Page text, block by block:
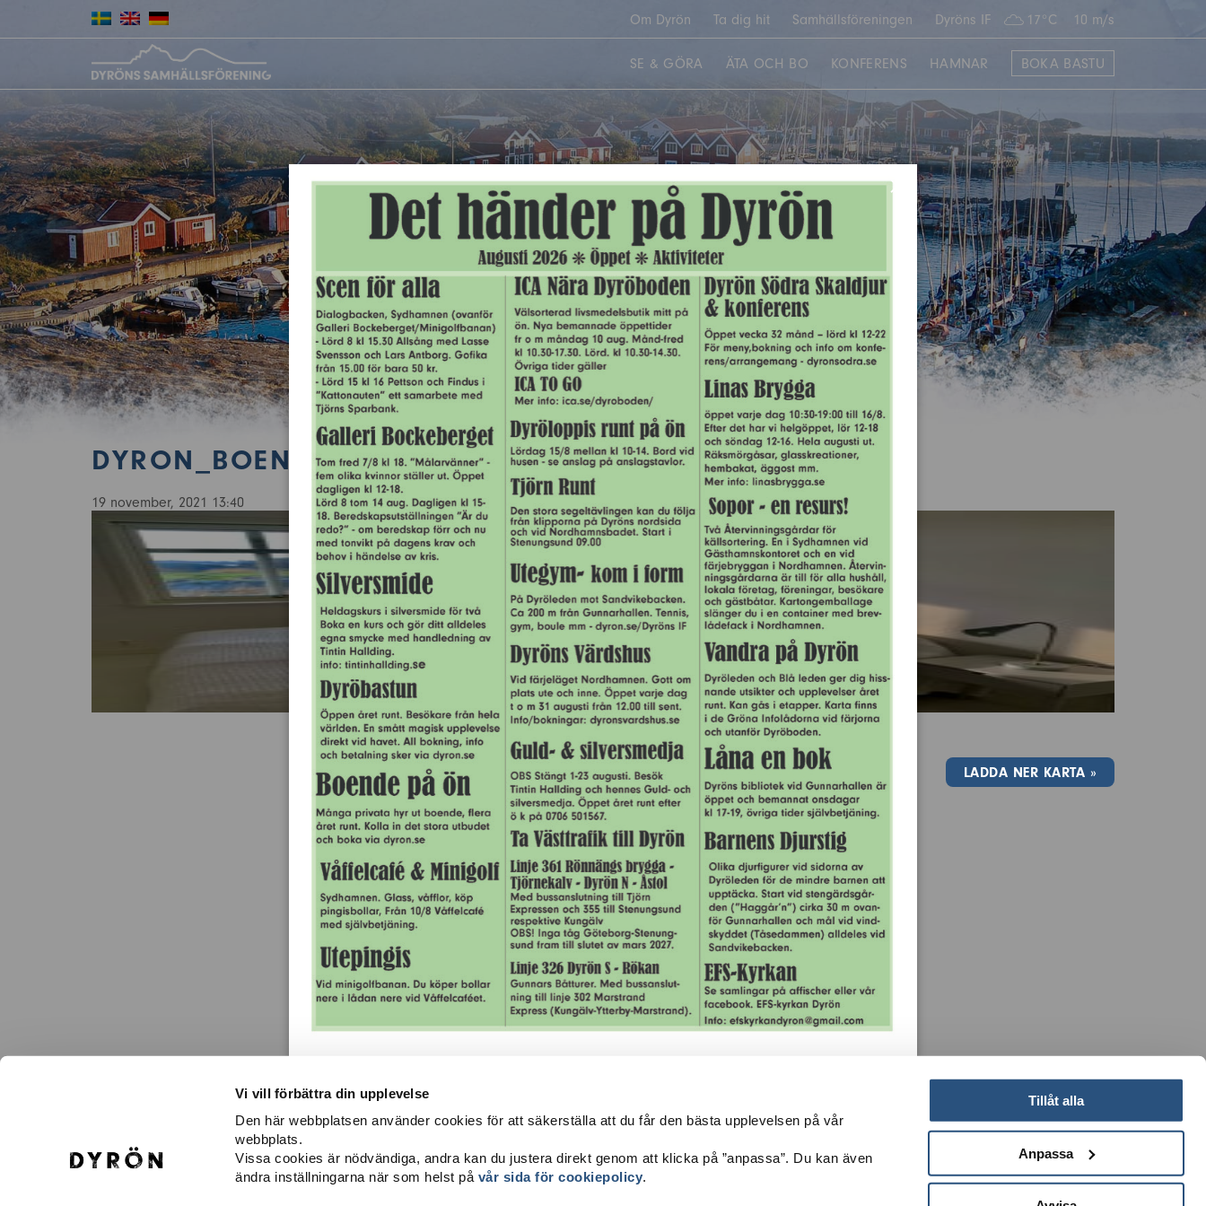
Vi vill förbättra din upplevelse
Den här webbplatsen använder cookies för att säkerställa att du får den bästa upplevelsen på vår
webbplats.
Vissa cookies är nödvändiga, andra kan du justera direkt genom att klicka på ”anpassa”. Du kan även
ändra inställningarna när som helst på vår sida för cookiepolicy.
Tillåt alla
Anpassa
17°C 10 m/s
Om Dyrön Ta dig hit Samhällsföreningen Dyröns IF
SE & GÖRA ÄTA OCH BO KONFERENS HAMNAR BOKA BASTU
DYRON_BOENDE_NORDHAMNSBERGET_14_3
19 november, 2021 13:40
LADDA NER KARTA
KONTAKTA OSS
Dyröns Samhällsförening
Västtrafik
Gunnars Båtturer
×